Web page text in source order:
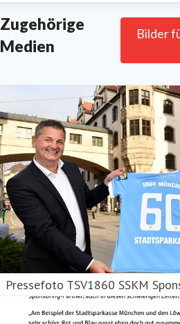
Telefon 089 2167-0 ·
Unsere Datenschutz-
www.sskm.de/
Zugehörige
Medien
Bilder
Pressefoto TSV1860 SSKM